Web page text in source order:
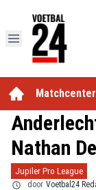
Matchcenter
Nathan
Jupiler Pro League
door Voetbal24